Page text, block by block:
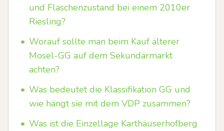
und Flaschenzustand bei einem 2010er
Riesling?
• Worauf sollte man beim Kauf älterer
Mosel-GG auf dem Sekundärmarkt
achten?
• Was bedeutet die Klassifikation GG und
wie hängt sie mit dem VDP zusammen?
• Was ist die Einzellage Karthäuserhofberg